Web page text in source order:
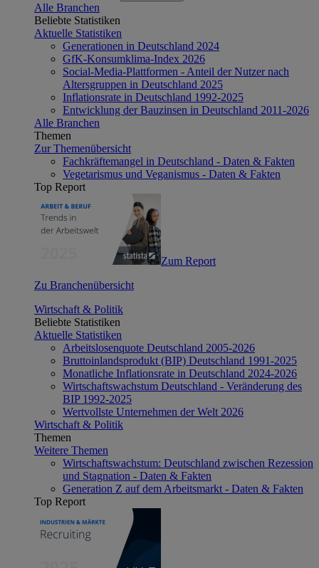
Alle Branchen
Beliebte Statistiken
Aktuelle Statistiken
Generationen in Deutschland 2024
GfK-Konsumklima-Index 2026
Social-Media-Plattformen - Anteil der Nutzer nach
Altersgruppen in Deutschland 2025
Inflationsrate in Deutschland 1992-2025
Entwicklung der Bauzinsen in Deutschland 2011-2026
Alle Branchen
Themen
Zur Themenübersicht
Fachkräftemangel in Deutschland - Daten & Fakten
Vegetarismus und Veganismus - Daten & Fakten
Top Report
Zum Report
Zu Branchenübersicht
Wirtschaft & Politik
Beliebte Statistiken
Aktuelle Statistiken
Arbeitslosenquote Deutschland 2005-2026
Bruttoinlandsprodukt (BIP) Deutschland 1991-2025
Monatliche Inflationsrate in Deutschland 2024-2026
Wirtschaftswachstum Deutschland - Veränderung des
BIP 1992-2025
Wertvollste Unternehmen der Welt 2026
Wirtschaft & Politik
Themen
Weitere Themen
Wirtschaftswachstum: Deutschland zwischen Rezession
und Stagnation - Daten & Fakten
Generation Z auf dem Arbeitsmarkt - Daten & Fakten
Top Report